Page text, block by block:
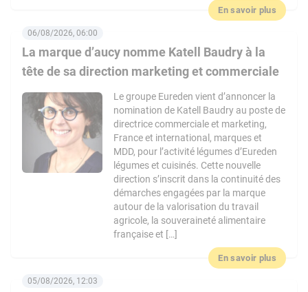
En savoir plus
La marque d’aucy nomme Katell Baudry à la
tête de sa direction marketing et commerciale
06/08/2026, 06:00
Le groupe Eureden vient d’annoncer la
nomination de Katell Baudry au poste de
directrice commerciale et marketing,
France et international, marques et
MDD, pour l’activité légumes d’Eureden
légumes et cuisinés. Cette nouvelle
direction s’inscrit dans la continuité des
démarches engagées par la marque
autour de la valorisation du travail
agricole, la souveraineté alimentaire
française et […]
En savoir plus
05/08/2026, 12:03